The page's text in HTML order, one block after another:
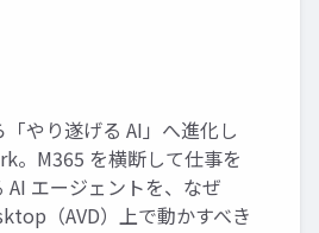
「やり遂げる AI」へ進化し
。M365 を横断して仕事を
AI エージェントを、なぜ
（AVD）上で動かすべき